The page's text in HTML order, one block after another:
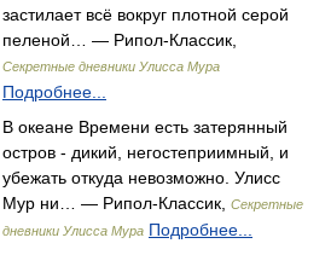
застилает всё вокруг плотной серой
пеленой… — Рипол-Классик,
Секретные дневники Улисса Мура
Подробнее...
В океане Времени есть затерянный
остров - дикий, негостеприимный, и
убежать откуда невозможно. Улисс
Мур ни… — Рипол-Классик,
Секретные
дневники Улисса Мура Подробнее...